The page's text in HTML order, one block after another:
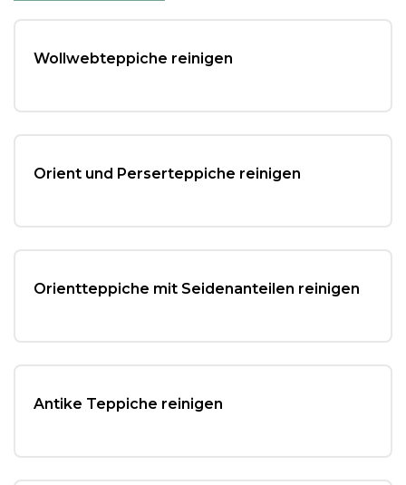
o
Wollwebteppiche reinigen
Orient und Perserteppiche reinigen
Orientteppiche mit Seidenanteilen reinigen
Antike Teppiche reinigen